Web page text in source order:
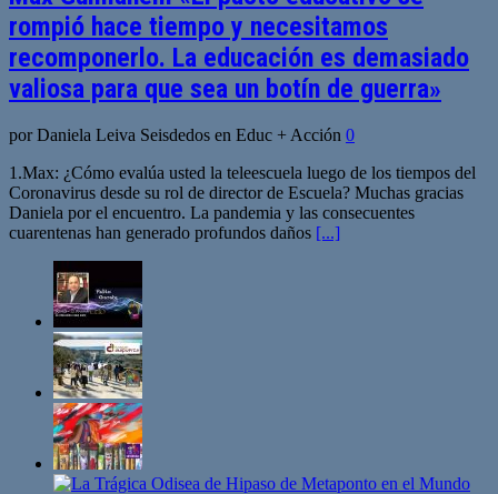
rompió hace tiempo y necesitamos
recomponerlo. La educación es demasiado
valiosa para que sea un botín de guerra»
por Daniela Leiva Seisdedos en Educ + Acción 0
1.Max: ¿Cómo evalúa usted la teleescuela luego de los tiempos del
Coronavirus desde su rol de director de Escuela? Muchas gracias
Daniela por el encuentro. La pandemia y las consecuentes
cuarentenas han generado profundos daños [...]